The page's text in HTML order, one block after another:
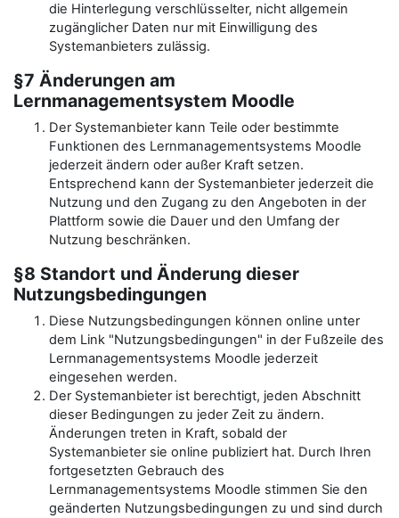
die Hinterlegung verschlüsselter, nicht allgemein
zugänglicher Daten nur mit Einwilligung des
Systemanbieters zulässig.
§7 Änderungen am
Lernmanagementsystem Moodle
Der Systemanbieter kann Teile oder bestimmte
Funktionen des Lernmanagementsystems Moodle
jederzeit ändern oder außer Kraft setzen.
Entsprechend kann der Systemanbieter jederzeit die
Nutzung und den Zugang zu den Angeboten in der
Plattform sowie die Dauer und den Umfang der
Nutzung beschränken.
§8 Standort und Änderung dieser
Nutzungsbedingungen
Diese Nutzungsbedingungen können online unter
dem Link "Nutzungsbedingungen" in der Fußzeile des
Lernmanagementsystems Moodle jederzeit
eingesehen werden.
Der Systemanbieter ist berechtigt, jeden Abschnitt
dieser Bedingungen zu jeder Zeit zu ändern.
Änderungen treten in Kraft, sobald der
Systemanbieter sie online publiziert hat. Durch Ihren
fortgesetzten Gebrauch des
Lernmanagementsystems Moodle stimmen Sie den
geänderten Nutzungsbedingungen zu und sind durch